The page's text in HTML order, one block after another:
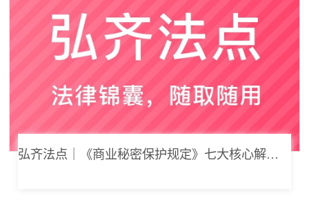
弘齐法点｜《商业秘密保护规定》七大核心解读，浅谈企业商业秘密合规管理新思路